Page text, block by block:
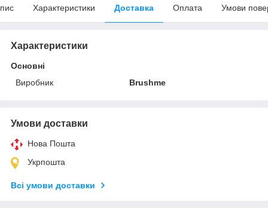
Характеристики Доставка Оплата Умови
Характеристики
Основні
Виробник
Brushme
Умови доставки
Нова Пошта
Укрпошта
Всі умови доставки